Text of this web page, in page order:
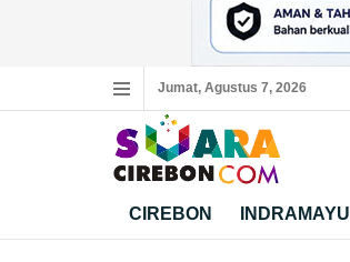
Jumat, Agustus 7, 2026
CIREBON INDRAMAYU